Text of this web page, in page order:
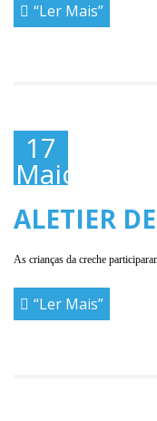
“Ler Mais”
17
Maio,
2019
ALETIER
As crianças da creche
“Ler Mais”